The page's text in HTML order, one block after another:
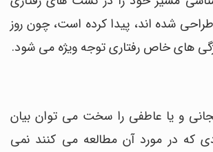
طراحی شده اند، پیدا کرده است، چون روز
های خاص رفتاری توجه ویژه می شود.
و یا عاطفی را سخت می توان بیان
که در مورد آن مطالعه می کنند نمی